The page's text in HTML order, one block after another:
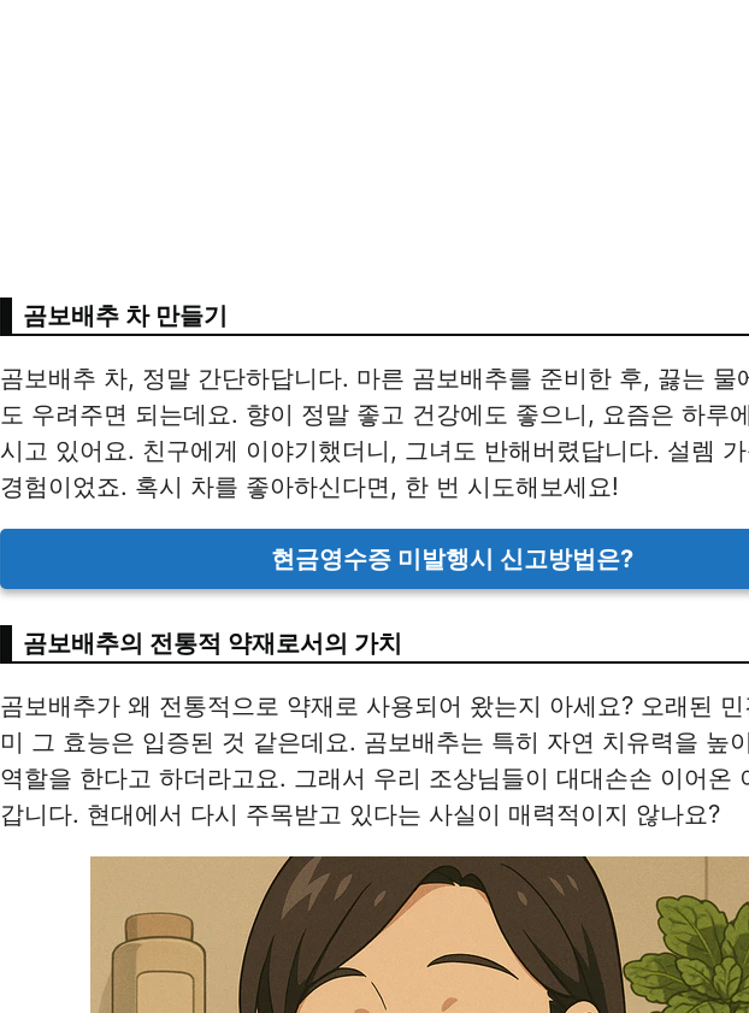
곰보배추 차 만들기
곰보배추 차, 정말 간단하답니다. 마른 곰보배추를 준비한 후, 끓는 물
도 우려주면 되는데요. 향이 정말 좋고 건강에도 좋으니, 요즘은 하루
시고 있어요. 친구에게 이야기했더니, 그녀도 반해버렸답니다. 설렘
경험이었죠. 혹시 차를 좋아하신다면, 한 번 시도해보세요!
현금영수증 미발행시 신고방법은?
곰보배추의 전통적 약재로서의 가치
곰보배추가 왜 전통적으로 약재로 사용되어 왔는지 아세요? 오래된
미 그 효능은 입증된 것 같은데요. 곰보배추는 특히 자연 치유력을 높
역할을 한다고 하더라고요. 그래서 우리 조상님들이 대대손손 이어온
갑니다. 현대에서 다시 주목받고 있다는 사실이 매력적이지 않나요?